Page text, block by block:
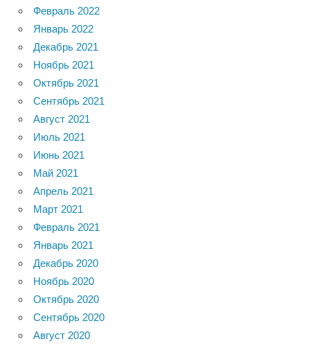
Февраль 2022
Январь 2022
Декабрь 2021
Ноябрь 2021
Октябрь 2021
Сентябрь 2021
Август 2021
Июль 2021
Июнь 2021
Май 2021
Апрель 2021
Март 2021
Февраль 2021
Январь 2021
Декабрь 2020
Ноябрь 2020
Октябрь 2020
Сентябрь 2020
Август 2020